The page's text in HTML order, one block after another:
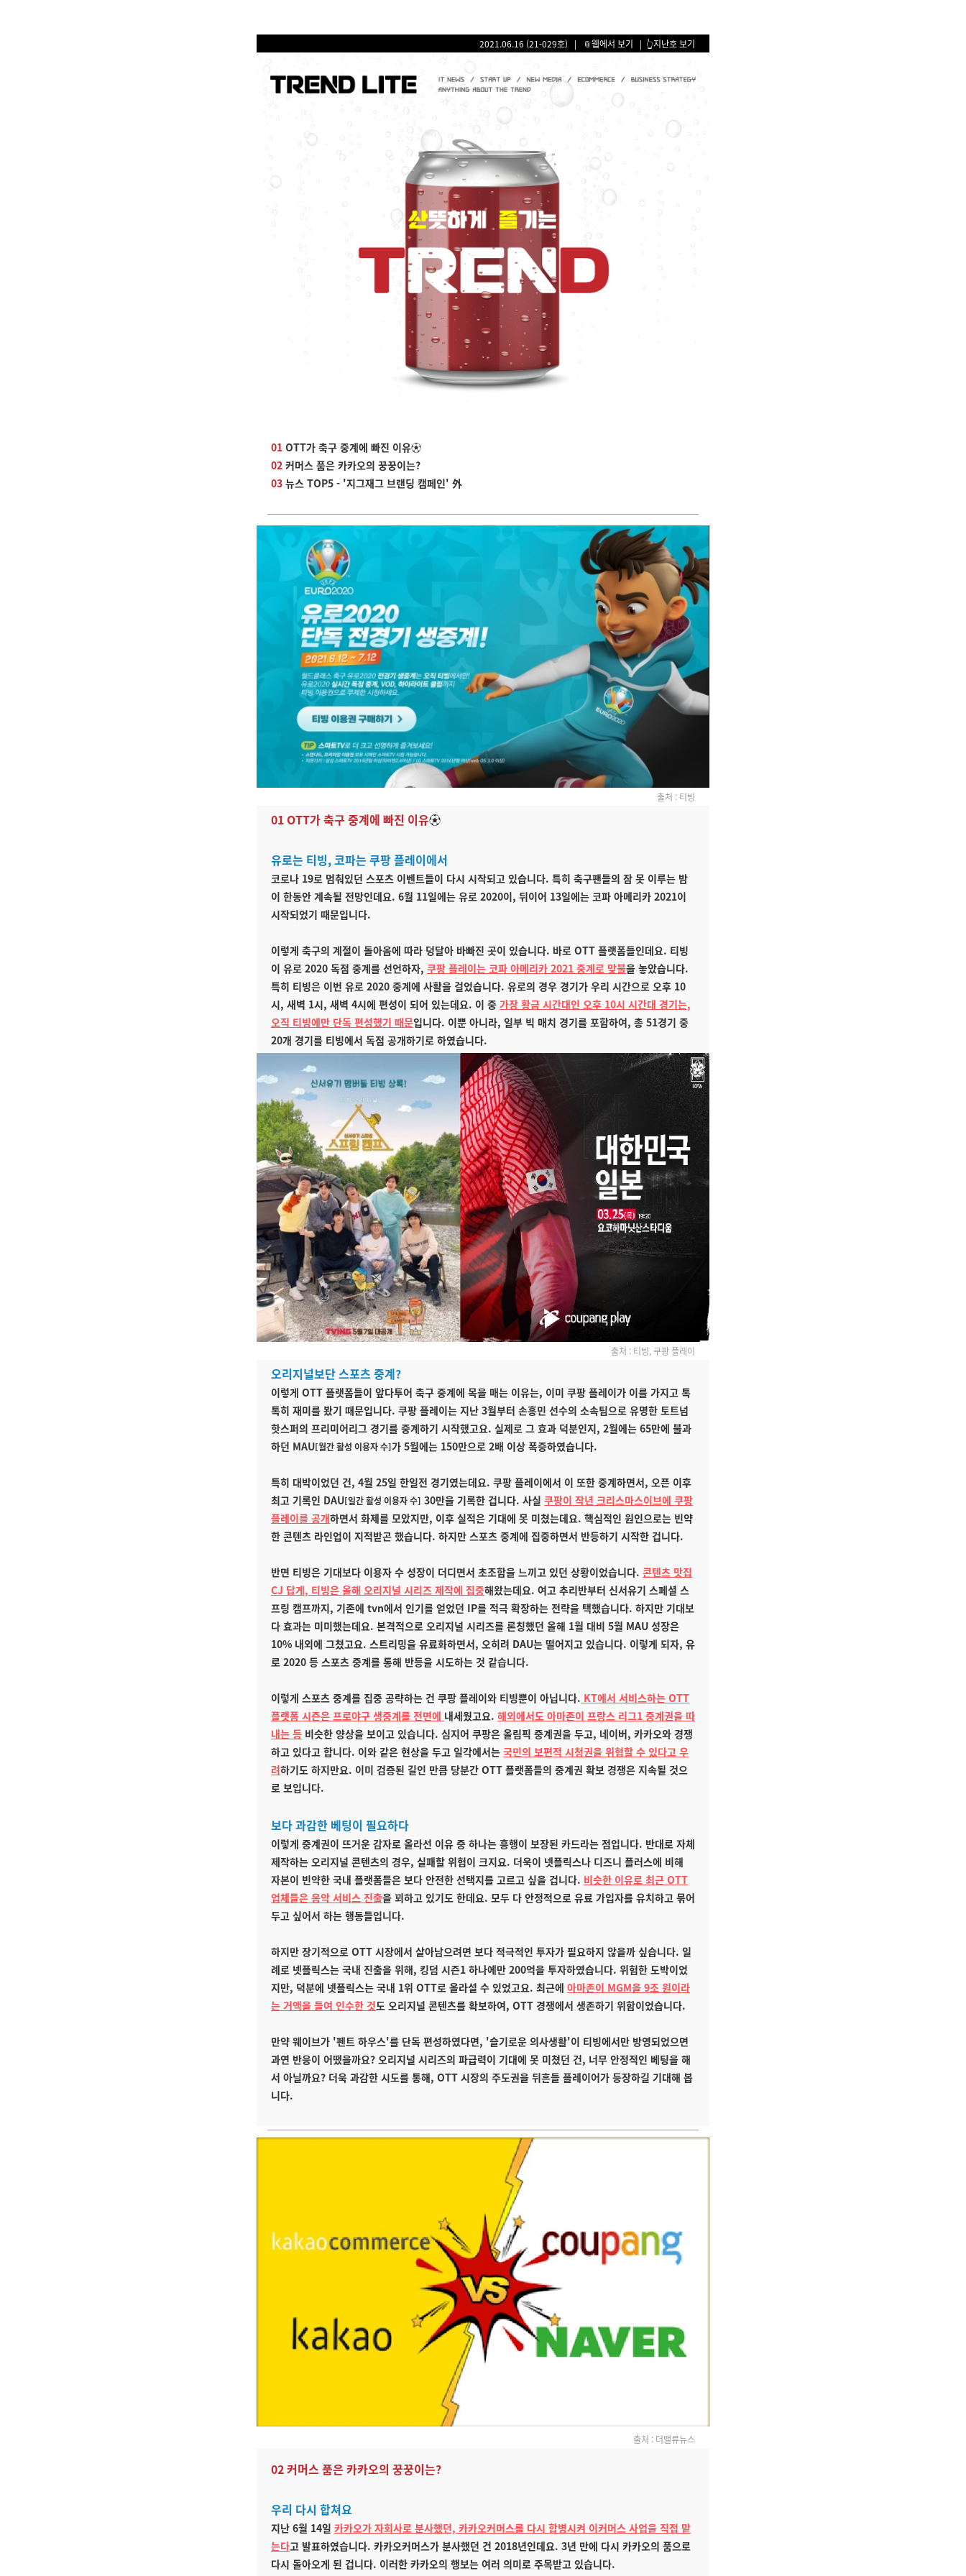
2021.06.16 (21-029호) | 📎웹에서 보기 | 👆지난호 보기
01 OTT가 축구 중계에 빠진 이유⚽
02 커머스 품은 카카오의 꿍꿍이는?
03 뉴스 TOP5 - '지그재그 브랜딩 캠페인' 外
출처 : 티빙
01 OTT가 축구 중계에 빠진 이유⚽
유로는 티빙, 코파는 쿠팡 플레이에서
코로나 19로 멈춰있던 스포츠 이벤트들이 다시 시작되고 있습니다. 특히 축구팬들의 잠 못 이루는 밤
이 한동안 계속될 전망인데요. 6월 11일에는 유로 2020이, 뒤이어 13일에는 코파 아메리카 2021이
시작되었기 때문입니다.
이렇게 축구의 계절이 돌아옴에 따라 덩달아 바빠진 곳이 있습니다. 바로 OTT 플랫폼들인데요. 티빙
이 유로 2020 독점 중계를 선언하자, 쿠팡 플레이는 코파 아메리카 2021 중계로 맞불을 놓았습니다.
특히 티빙은 이번 유로 2020 중계에 사활을 걸었습니다. 유로의 경우 경기가 우리 시간으로 오후 10
시, 새벽 1시, 새벽 4시에 편성이 되어 있는데요. 이 중 가장 황금 시간대인 오후 10시 시간대 경기는,
오직 티빙에만 단독 편성했기 때문입니다. 이뿐 아니라, 일부 빅 매치 경기를 포함하여, 총 51경기 중
20개 경기를 티빙에서 독점 공개하기로 하였습니다.
출처 : 티빙, 쿠팡 플레이
오리지널보단 스포츠 중계?
이렇게 OTT 플랫폼들이 앞다투어 축구 중계에 목을 매는 이유는, 이미 쿠팡 플레이가 이를 가지고 톡
톡히 재미를 봤기 때문입니다. 쿠팡 플레이는 지난 3월부터 손흥민 선수의 소속팀으로 유명한 토트넘
핫스퍼의 프리미어리그 경기를 중계하기 시작했고요. 실제로 그 효과 덕분인지, 2월에는 65만에 불과
하던 MAU[월간 활성 이용자 수]가 5월에는 150만으로 2배 이상 폭증하였습니다.
특히 대박이었던 건, 4월 25일 한일전 경기였는데요. 쿠팡 플레이에서 이 또한 중계하면서, 오픈 이후
최고 기록인 DAU[일간 활성 이용자 수] 30만을 기록한 겁니다. 사실 쿠팡이 작년 크리스마스이브에 쿠팡
플레이를 공개하면서 화제를 모았지만, 이후 실적은 기대에 못 미쳤는데요. 핵심적인 원인으로는 빈약
한 콘텐츠 라인업이 지적받곤 했습니다. 하지만 스포츠 중계에 집중하면서 반등하기 시작한 겁니다.
반면 티빙은 기대보다 이용자 수 성장이 더디면서 초조함을 느끼고 있던 상황이었습니다. 콘텐츠 맛집
CJ 답게, 티빙은 올해 오리지널 시리즈 제작에 집중해왔는데요. 여고 추리반부터 신서유기 스페셜 스
프링 캠프까지, 기존에 tvn에서 인기를 얻었던 IP를 적극 확장하는 전략을 택했습니다. 하지만 기대보
다 효과는 미미했는데요. 본격적으로 오리지널 시리즈를 론칭했던 올해 1월 대비 5월 MAU 성장은
10% 내외에 그쳤고요. 스트리밍을 유료화하면서, 오히려 DAU는 떨어지고 있습니다. 이렇게 되자, 유
로 2020 등 스포츠 중계를 통해 반등을 시도하는 것 같습니다.
이렇게 스포츠 중계를 집중 공략하는 건 쿠팡 플레이와 티빙뿐이 아닙니다. KT에서 서비스하는 OTT
플랫폼 시즌은 프로야구 생중계를 전면에 내세웠고요. 해외에서도 아마존이 프랑스 리그1 중계권을 따
내는 등 비슷한 양상을 보이고 있습니다. 심지어 쿠팡은 올림픽 중계권을 두고, 네이버, 카카오와 경쟁
하고 있다고 합니다. 이와 같은 현상을 두고 일각에서는 국민의 보편적 시청권을 위협할 수 있다고 우
려하기도 하지만요. 이미 검증된 길인 만큼 당분간 OTT 플랫폼들의 중계권 확보 경쟁은 지속될 것으
로 보입니다.
보다 과감한 베팅이 필요하다
이렇게 중계권이 뜨거운 감자로 올라선 이유 중 하나는 흥행이 보장된 카드라는 점입니다. 반대로 자체
제작하는 오리지널 콘텐츠의 경우, 실패할 위험이 크지요. 더욱이 넷플릭스나 디즈니 플러스에 비해
자본이 빈약한 국내 플랫폼들은 보다 안전한 선택지를 고르고 싶을 겁니다. 비슷한 이유로 최근 OTT
업체들은 음악 서비스 진출을 꾀하고 있기도 한데요. 모두 다 안정적으로 유료 가입자를 유치하고 묶어
두고 싶어서 하는 행동들입니다.
하지만 장기적으로 OTT 시장에서 살아남으려면 보다 적극적인 투자가 필요하지 않을까 싶습니다. 일
례로 넷플릭스는 국내 진출을 위해, 킹덤 시즌1 하나에만 200억을 투자하였습니다. 위험한 도박이었
지만, 덕분에 넷플릭스는 국내 1위 OTT로 올라설 수 있었고요. 최근에 아마존이 MGM을 9조 원이라
는 거액을 들여 인수한 것도 오리지널 콘텐츠를 확보하여, OTT 경쟁에서 생존하기 위함이었습니다.
만약 웨이브가 '펜트 하우스'를 단독 편성하였다면, '슬기로운 의사생활'이 티빙에서만 방영되었으면
과연 반응이 어땠을까요? 오리지널 시리즈의 파급력이 기대에 못 미쳤던 건, 너무 안정적인 베팅을 해
서 아닐까요? 더욱 과감한 시도를 통해, OTT 시장의 주도권을 뒤흔들 플레이어가 등장하길 기대해 봅
니다.
출처 : 더밸류뉴스
02 커머스 품은 카카오의 꿍꿍이는?
우리 다시 합쳐요
지난 6월 14일 카카오가 자회사로 분사했던, 카카오커머스를 다시 합병시켜 이커머스 사업을 직접 맡
는다고 발표하였습니다. 카카오커머스가 분사했던 건 2018년인데요. 3년 만에 다시 카카오의 품으로
다시 돌아오게 된 겁니다. 이러한 카카오의 행보는 여러 의미로 주목받고 있습니다.